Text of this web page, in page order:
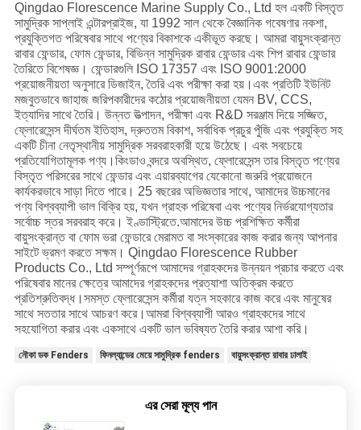
Qingdao Florescence Marine Supply Co., Ltd হল একটি বিস্তৃত
সামুদ্রিক সাপ্লাই এন্টারপ্রাইজ, যা 1992 সাল থেকে বৈজ্ঞানিক গবেষণার নকশা,
প্রযুক্তিগত পরিষেবার সাথে পণ্যের বিকাশকে একীভূত করছে। আমরা বায়ুসংক্রান্ত
রাবার ফেন্ডার, ফোম ফেন্ডার, বিভিন্ন সামুদ্রিক রাবার ফেন্ডার এবং শিপ রাবার ফেন্ডার
তৈরিতে বিশেষজ্ঞ। ফেন্ডারগুলি ISO 17357 এবং ISO 9001:2000
প্রয়োজনীয়তা অনুসারে ডিজাইন, তৈরি এবং পরীক্ষা করা হয়।এবং প্রতিটি ইউনিট
মজবুতভাবে জাহাজ জরিপকারীদের কঠোর প্রয়োজনীয়তা যেমন BV, CCS,
ইত্যাদির সাথে তৈরি। উন্নত উত্পাদন, পরীক্ষা এবং R&D সরঞ্জাম দিয়ে সজ্জিত,
ফ্লোরেসেন্স দীর্ঘতম ইতিহাস, দ্রুততম বিকাশ, সর্বাধিক প্রচুর পুঁজি এবং প্রযুক্তি সহ
একটি চীনা নেতৃস্থানীয় সামুদ্রিক সরবরাহকারী হয়ে উঠেছে। এবং সবচেয়ে
প্রতিযোগিতামূলক পণ্য।কিংডাও বন্দরে অবস্থিত, ফ্লোরেসেন্স তার বিস্তৃত পণ্যের
বিস্তৃত পরিসরের সাথে ফেন্ডার এবং এয়ারব্যাগের যেকোনো জরুরি প্রয়োজনে
কার্যকরভাবে সাড়া দিতে পারে। 25 বছরের অভিজ্ঞতার সাথে, আমাদের উচ্চমানের
পণ্য বিশ্বব্যাপী ভাল বিক্রি হয়, যখন গ্রাহক পরিষেবা এবং পণ্যের নির্ভরযোগ্যতার
সর্বোচ্চ স্তর সরবরাহ করে। ইণ্ডাস্ট্রিতে.আমাদের উচ্চ প্রশিক্ষিত কর্মীরা
বায়ুসংক্রান্ত বা ফোম ভরা ফেন্ডারে মেরামত বা সংস্কারের কাজ করার জন্য আপনার
সাইটে ভ্রমণ করতে সক্ষম। Qingdao Florescence Rubber
Products Co., Ltd সম্পূর্ণরূপে আমাদের গ্রাহকদের উন্নয়ন প্রচার করতে এবং
পরিষেবার মানের ক্ষেত্রে আমাদের গ্রাহকদের প্রত্যাশা অতিক্রম করতে
প্রতিশ্রুতিবদ্ধ।সমস্ত ফ্লোরেসেন্স কর্মীরা যত্ন সহকারে কাজ করে এবং মানুষের
সাথে সততার সাথে আচরণ করে।আমরা বিশ্বব্যাপী আরও গ্রাহকদের সাথে
সহযোগিতা করার এবং একসাথে একটি ভাল ভবিষ্যত তৈরি করার আশা করি।
নৌকা ডক Fenders ফিনল্যান্ডের মেয়ে সামুদ্রিক fenders বায়ুসংক্রান্ত রাবার ঢালাই
এর সেরা মূল্য পান